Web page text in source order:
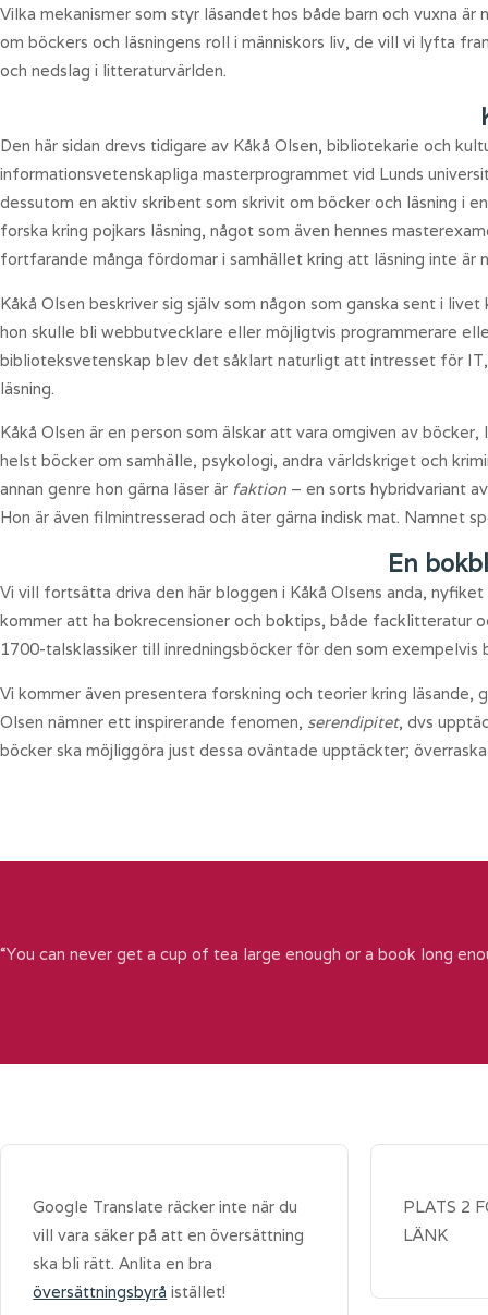
Vilka mekanismer som styr läsandet hos både barn och vuxna
om böckers och läsningens roll i människors liv, de vill vi lyfta
och nedslag i litteraturvärlden.
Den här sidan drevs tidigare av Kåkå Olsen, bibliotekarie och
informationsvetenskapliga masterprogrammet vid Lunds
dessutom en aktiv skribent som skrivit om böcker och läsning i
forska kring pojkars läsning, något som även hennes
fortfarande många fördomar i samhället kring att läsning inte är
Kåkå Olsen beskriver sig själv som någon som ganska sent i
hon skulle bli webbutvecklare eller möjligtvis programmerare
biblioteksvetenskap blev det såklart naturligt att intresset för
läsning.
Kåkå Olsen är en person som älskar att vara omgiven av
helst böcker om samhälle, psykologi, andra världskriget och
annan genre hon gärna läser är faktion – en sorts hybridvariant
Hon är även filmintresserad och äter gärna indisk mat. Namnet
En
Vi vill fortsätta driva den här bloggen i Kåkå Olsens anda,
kommer att ha bokrecensioner och boktips, både facklitteratur
1700-talsklassiker till inredningsböcker för den som
Vi kommer även presentera forskning och teorier kring läsande,
Olsen nämner ett inspirerande fenomen, serendipitet, dvs
böcker ska möjliggöra just dessa oväntade upptäckter;
“You can never get a cup of tea large enough or a book long
Google Translate räcker inte när du
vill vara säker på att en översättning
ska bli rätt. Anlita en bra
översättningsbyrå istället!
PLATS 2
LÄNK